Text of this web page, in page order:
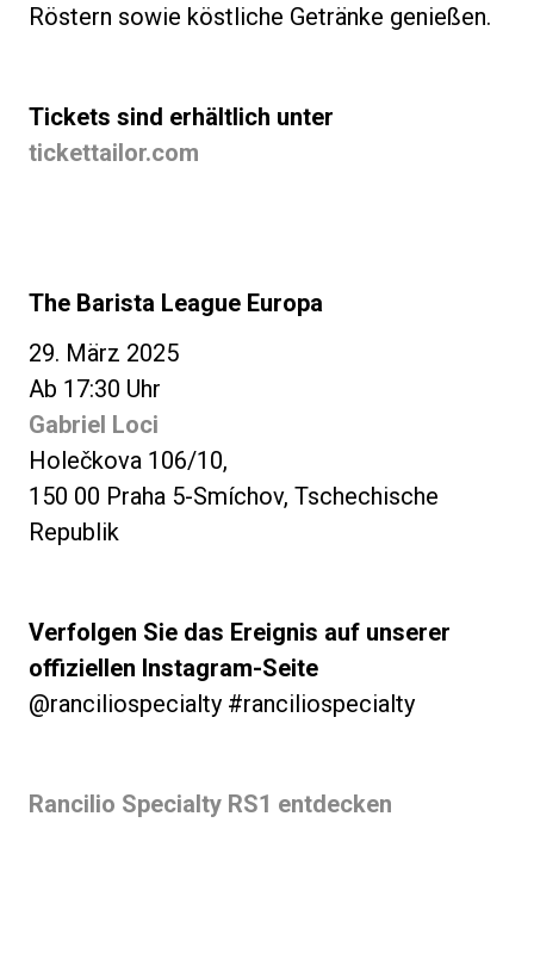
Röstern sowie köstliche Getränke genießen.
Tickets sind erhältlich unter
tickettailor.com
The Barista League Europa
29. März 2025
Ab 17:30 Uhr
Gabriel Loci
Holečkova 106/10,
150 00 Praha 5-Smíchov, Tschechische
Republik
Verfolgen Sie das Ereignis auf unserer
offiziellen Instagram-Seite
@ranciliospecialty #ranciliospecialty
Rancilio Specialty RS1 entdecken